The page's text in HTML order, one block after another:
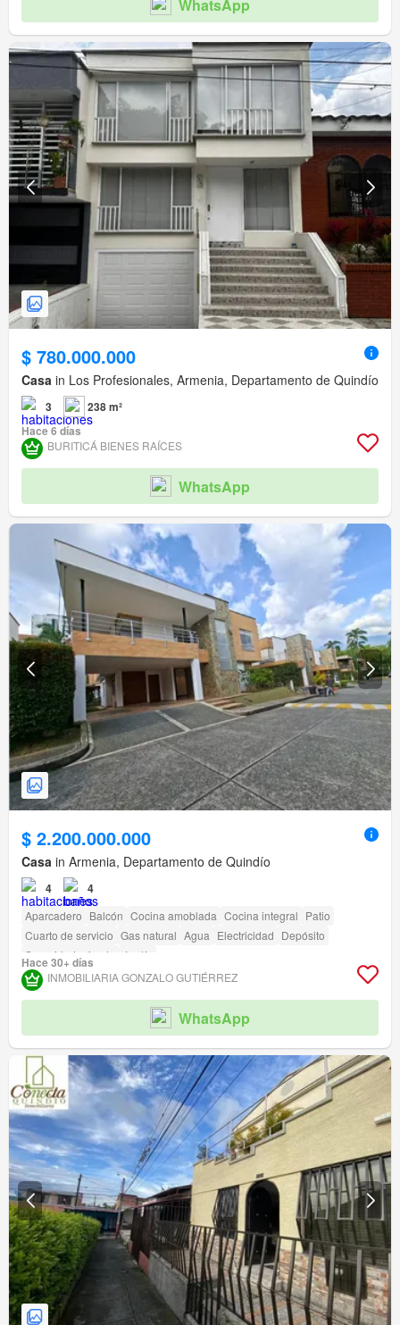
WhatsApp
$ 780.000.000
Casa in Los Profesionales, Armenia, Departamento de Quindío
3
238 m²
Hace 6 días
BURITICÁ BIENES RAÍCES
WhatsApp
$ 2.200.000.000
Casa in Armenia, Departamento de Quindío
4 4
Aparcadero Balcón Cocina amoblada Cocina integral Patio
Cuarto de servicio Gas natural Agua Electricidad Depósito
Seguridad privada
Jardín
Hace 30+ días
INMOBILIARIA GONZALO GUTIÉRREZ
WhatsApp